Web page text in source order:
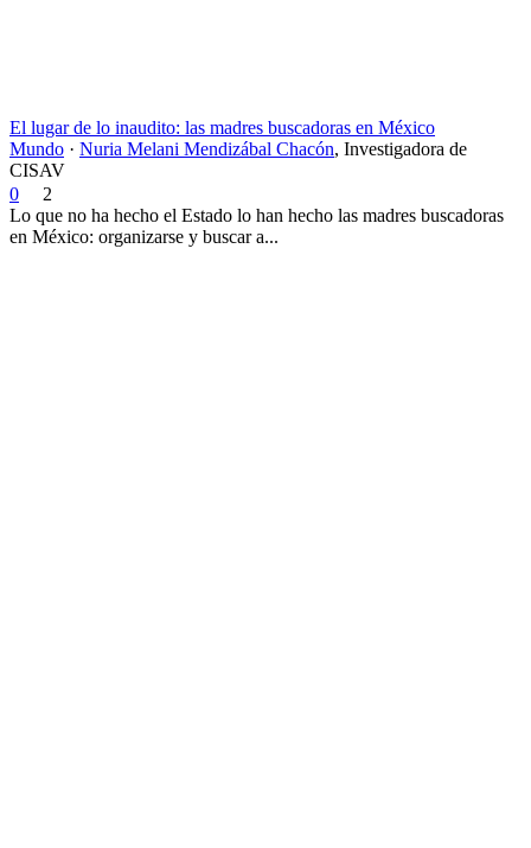
El lugar de lo inaudito: las madres buscadoras en México
Mundo · Nuria Melani Mendizábal Chacón, Investigadora de
CISAV
0
2
Lo que no ha hecho el Estado lo han hecho las madres buscadoras
en México: organizarse y buscar a...